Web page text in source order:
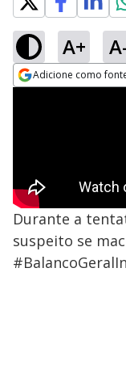
A+
Adicione como
Durante a
suspeito se